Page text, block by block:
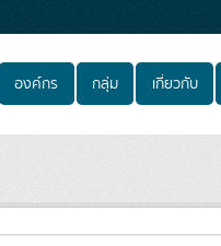
องค์กร กลุ่ม เกี่ยวกับ